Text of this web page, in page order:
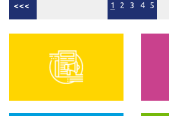
1 2 3 4 5
<<<